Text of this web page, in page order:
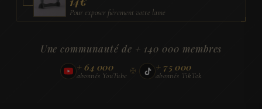
Pour exposer fièrement votre lame
Une communauté de + 140 000 membres
+ 64 000
abonnés YouTube ✠ + 75 000
abonnés TikTok